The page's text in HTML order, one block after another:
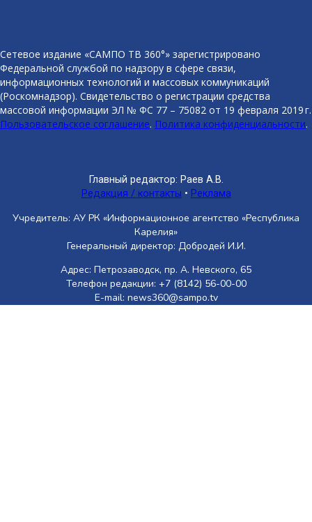
Сетевое издание «САМПО ТВ 360°» зарегистрировано
Федеральной службой по надзору в сфере связи,
информационных технологий и массовых коммуникаций
(Роскомнадзор). Свидетельство о регистрации средства
массовой информации ЭЛ № ФС 77 – 75082 от 19 февраля 2019 г.
Пользовательское соглашение. Политика конфиденциальности.
Главный редактор: Раев А.В.
Редакция / контакты • Реклама
Учредитель: АУ РК «Информационное агентство «Республика
Карелия»
Генеральный директор: Добродей И.И.
Адрес: Петрозаводск, пр. А. Невского, 65
Телефон редакции: +7 (8142) 56-00-00
E-mail: news360@sampo.tv